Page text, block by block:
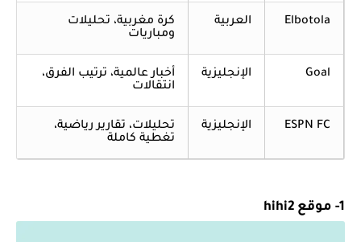
Elbotola العربية
كرة مغربية، تحليلات
ومباريات
Goal الإنجليزية
أخبار عالمية، ترتيب الفرق،
انتقالات
ESPN FC الإنجليزية
تحليلات، تقارير رياضية،
تغطية كاملة
1- موقع hihi2